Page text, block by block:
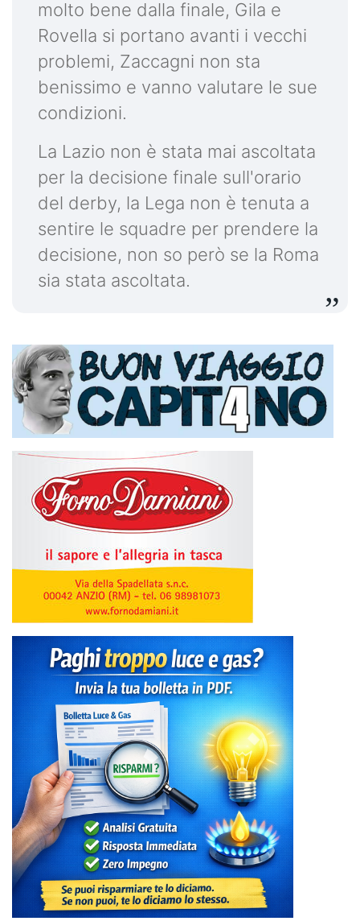
molto bene dalla finale, Gila e
Rovella si portano avanti i vecchi
problemi, Zaccagni non sta
benissimo e vanno valutare le sue
condizioni.
La Lazio non è stata mai ascoltata
per la decisione finale sull'orario
del derby, la Lega non è tenuta a
sentire le squadre per prendere la
decisione, non so però se la Roma
sia stata ascoltata.